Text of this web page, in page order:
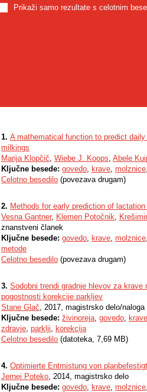
Prikaži samo rezultate s celotnim
1. A mathematical function to predict
milkings
Marija Klopčič, Wiebe J. Koops, Abele
Ključne besede: govedo, krave, molznice,
Celotno besedilo (povezava drugam)
2. Methods for early prediction of
Vesna Gantner, Klemen Potočnik,
znanstveni članek
Ključne besede: govedo, krave, molznice,
metode
Celotno besedilo (povezava drugam)
3. Sodobni trendi gradnje hlevov za
pogostnosti korekcije parkljev
Stane Glač, 2017, magistrsko delo/naloga
Ključne besede: živinoreja, govedo,
zdravje, parklji, korekcija
Celotno besedilo (datoteka, 7,69 MB)
4. Optimierte Entmistung von
Jernej Poteko, 2014, magistrsko delo
Ključne besede: govedo, krave, molznice,